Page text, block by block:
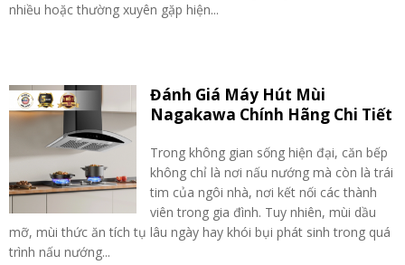
nhiều hoặc thường xuyên gặp hiện...
Đánh Giá Máy Hút Mùi
Nagakawa Chính Hãng Chi Tiết
Trong không gian sống hiện đại, căn bếp
không chỉ là nơi nấu nướng mà còn là trái
tim của ngôi nhà, nơi kết nối các thành
viên trong gia đình. Tuy nhiên, mùi dầu
mỡ, mùi thức ăn tích tụ lâu ngày hay khói bụi phát sinh trong quá
trình nấu nướng...